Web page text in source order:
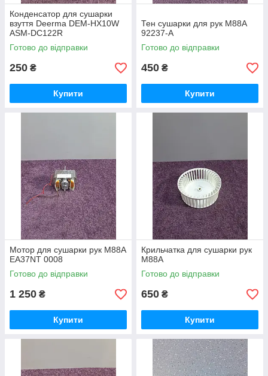
Конденсатор для сушарки
взуття Deerma DEM-HX10W
ASM-DC122R
Готово до відправки
250 ₴
Купити
Тен сушарки для рук M88A
92237-A
Готово до відправки
450 ₴
Купити
Мотор для сушарки рук M88A
EA37NT 0008
Готово до відправки
1 250 ₴
Купити
Крильчатка для сушарки рук
M88A
Готово до відправки
650 ₴
Купити